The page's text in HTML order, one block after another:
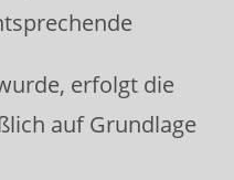
erfolgt die
auf Grundlage